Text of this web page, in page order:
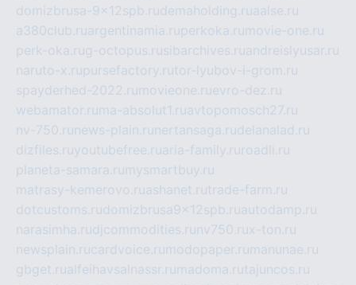
domizbrusa-9x12spb.rudemaholding.ruaalse.ru
a380club.ruargentinamia.ruperkoka.ru movie-one.ru
perk-oka.rug-octopus.rusibarchives.ruandreislyusar.ru
naruto-x.rupursefactory.rutor-lyubov-i-grom.ru
spayderhed-2022.ru movieone.ruevro-dez.ru
webamator.ru ma-absolut1.ruavtopomosch27.ru
nv-750.ru news-plain.ru nertansaga.rudelanalad.ru
dizfiles.ruyoutubefree.ruaria-family.ru roadli.ru
planeta-samara.ru mysmartbuy.ru
matrasy-kemerovo.ruashanet.rutrade-farm.ru
dotcustoms.rudomizbrusa9x12spb.ruautodamp.ru
narasimha.rudjcommodities.ru nv750.rux-ton.ru
newsplain.rucardvoice.ru modopaper.ru manunae.ru
gbget.rualfeihavsalnassr.ru madoma.rutajuncos.ru